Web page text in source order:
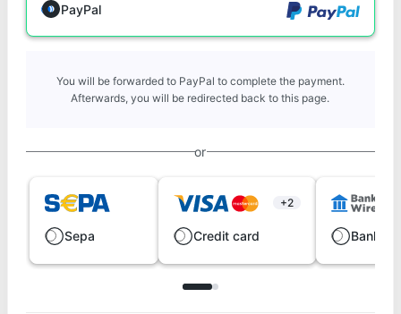
PayPal
You will be forwarded to PayPal to complete the payment.
Afterwards, you will be redirected back to this page.
or
Sepa
+2
Credit card Bank